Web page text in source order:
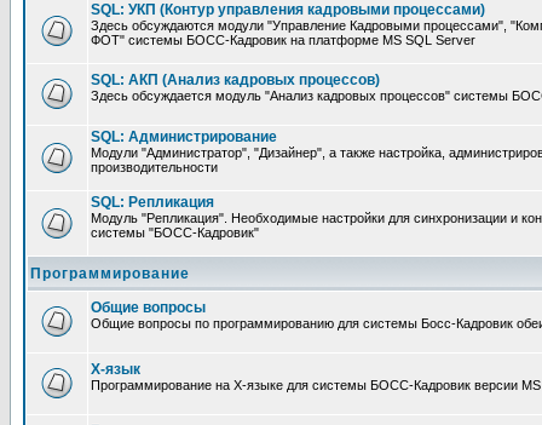
SQL: УКП (Контур управления кадровыми процессами)
Здесь обсуждаются модули "Управление Кадровыми процессами",
ФОТ" системы БОСС-Кадровик на платформе MS SQL Server
SQL: АКП (Анализ кадровых процессов)
Здесь обсуждается модуль "Анализ кадровых процессов" системы
SQL: Администрирование
Модули "Администратор", "Дизайнер", а также настройка,
производительности
SQL: Репликация
Модуль "Репликация". Необходимые настройки для синхронизации и
системы "БОСС-Кадровик"
Программирование
Общие вопросы
Общие вопросы по программированию для системы Босс-Кадровик
X-язык
Программирование на X-языке для системы БОСС-Кадровик версии